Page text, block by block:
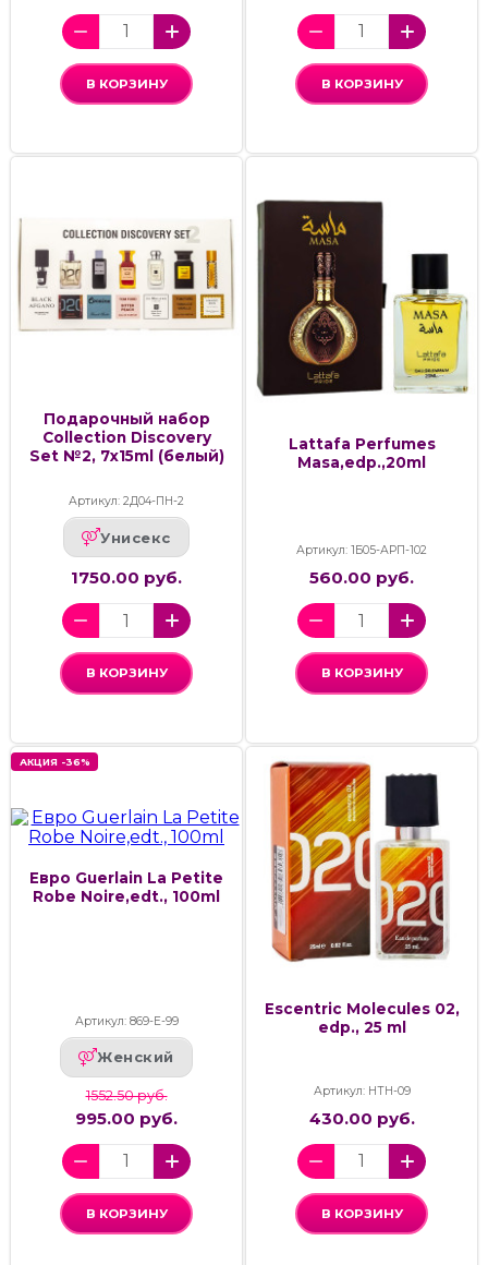
В КОРЗИНУ В КОРЗИНУ
Подарочный набор
Collection Discovery
Set №2, 7x15ml (белый)
Артикул: 2Д04-ПН-2
Унисекс
1750.00 руб.
В КОРЗИНУ
Lattafa Perfumes
Masa,edp.,20ml
Артикул: 1Б05-АРП-102
560.00 руб.
В КОРЗИНУ
АКЦИЯ -36%
Евро Guerlain La Petite
Robe Noire,edt., 100ml
Артикул: 869-Е-99
Женский
1552.50 руб.
995.00 руб.
В КОРЗИНУ
Escentric Molecules 02,
edp., 25 ml
Артикул: НТН-09
430.00 руб.
В КОРЗИНУ